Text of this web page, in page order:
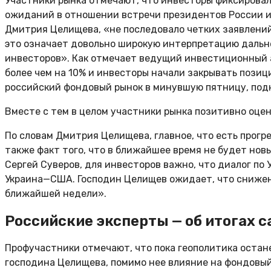
ожиданий в отношении встречи президентов России
Дмитрия Целищева, «не последовало четких
это означает довольно широкую интерпретацию
инвесторов». Как отмечает ведущий
более чем на 10% и инвесторы начали закрывать
российский фондовый рынок в минувшую пятницу,
Вместе с тем в целом участники рынка позитивно
По словам Дмитрия Целищева, главное, что есть
также факт того, что в ближайшее время не будет
Сергей Суверов, для инвесторов важно, что диалог
Украина—США. Господин Целищев ожидает, что
ближайшей недели».
Российские эксперты — об
Профучастники отмечают, что пока геополитика
господина Целищева, помимо нее влияние на